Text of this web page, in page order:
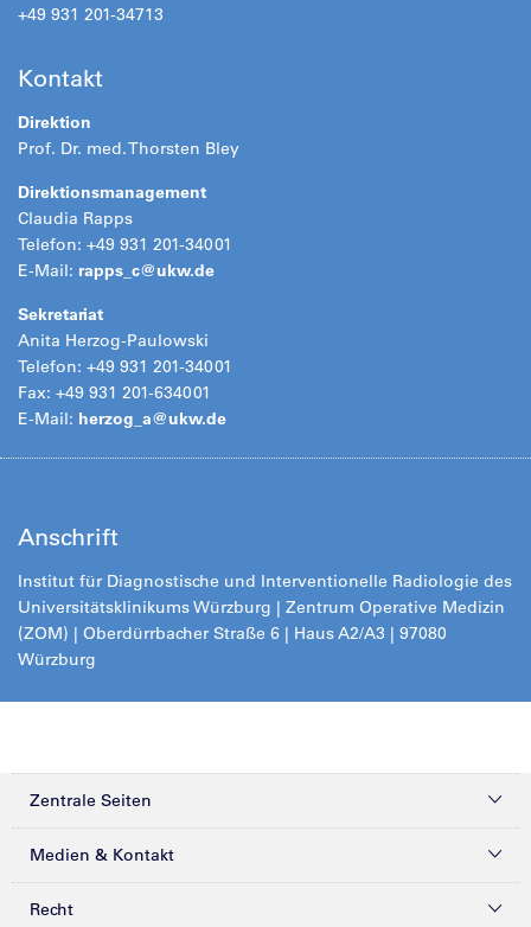
+49 931 201-34713
Kontakt
Direktion
Prof. Dr. med. Thorsten Bley
Direktionsmanagement
Claudia Rapps
Telefon: +49 931 201-34001
E-Mail: rapps_c@ukw.de
Sekretariat
Anita Herzog-Paulowski
Telefon: +49 931 201-34001
Fax: +49 931 201-634001
E-Mail: herzog_a@ukw.de
Anschrift
Institut für Diagnostische und Interventionelle Radiologie des
Universitätsklinikums Würzburg | Zentrum Operative Medizin
(ZOM) | Oberdürrbacher Straße 6 | Haus A2/A3 | 97080
Würzburg
Zentrale Seiten
Kliniken & Zentren
Medien & Kontakt
Presse
Recht